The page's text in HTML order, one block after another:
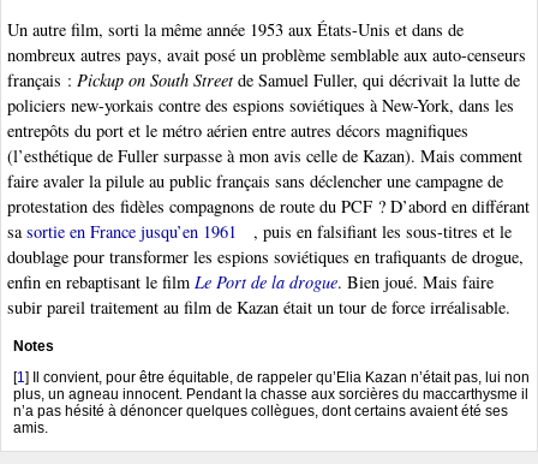
Un autre film, sorti la même année 1953 aux États-Unis et dans de
nombreux autres pays, avait posé un problème semblable aux auto-censeurs
français : Pickup on South Streetde Samuel Fuller, qui décrivait la lutte de
policiers new-yorkais contre des espions soviétiques à New-York, dans les
entrepôts du port et le métro aérien entre autres décors magnifiques
(l’esthétique de Fuller surpasse à mon avis celle de Kazan). Mais comment
faire avaler la pilule au public français sans déclencher une campagne de
protestation des fidèles compagnons de route du PCF ? D’abord en différant
sasortie en France jusqu’en 1961
, puis en falsifiant les sous-titres et le
doublage pour transformer les espions soviétiques en trafiquants de drogue,
enfin en rebaptisant le film Le Port de la drogue. Bien joué. Mais faire
subir pareil traitement au film de Kazan était un tour de force irréalisable.
Notes
[1 ] Il convient, pour être équitable, de rappeler qu’Elia Kazan n’était pas, lui non
plus, un agneau innocent. Pendant la chasse aux sorcières du maccarthysme il
n’a pas hésité à dénoncer quelques collègues, dont certains avaient été ses
amis.